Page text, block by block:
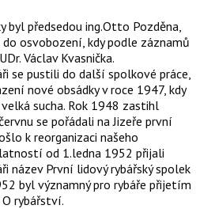
byl předsedou ing.Otto Pozděna,
osvobození, kdy podle záznamů
Václav Kvasnička.
se pustili do další spolkové práce,
nové obsádky v roce 1947, kdy
sucha. Rok 1948 zastihl
se pořádali na Jizeře první
k reorganizaci našeho
od 1.ledna 1952 přijali
název První lidový rybářský spolek
byl významný pro rybáře přijetím
O rybářství.